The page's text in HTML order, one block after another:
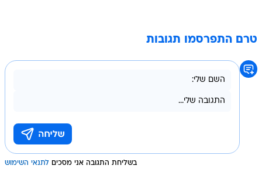
טרם התפרסמו תגובות
בשליחת התגובה אני מסכים לתנאי השימוש